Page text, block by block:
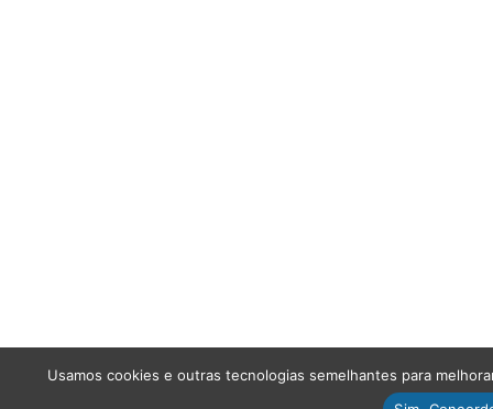
Usamos cookies e outras tecnologias semelhantes para